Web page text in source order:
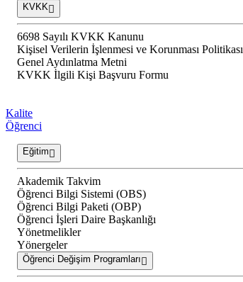
KVKK
6698 Sayılı KVKK Kanunu
Kişisel Verilerin İşlenmesi ve Korunması Politikası
Genel Aydınlatma Metni
KVKK İlgili Kişi Başvuru Formu
Kalite
Öğrenci
Eğitim
Akademik Takvim
Öğrenci Bilgi Sistemi (OBS)
Öğrenci Bilgi Paketi (OBP)
Öğrenci İşleri Daire Başkanlığı
Yönetmelikler
Yönergeler
Öğrenci Değişim Programları